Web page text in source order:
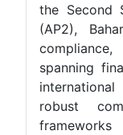
the